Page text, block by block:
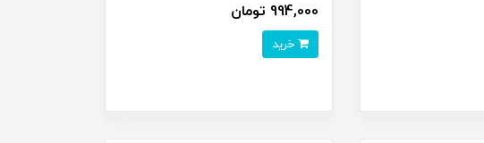
994,000 تومان
خرید